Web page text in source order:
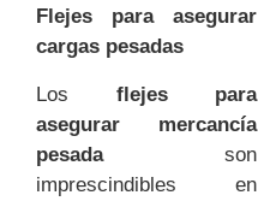
Flejes para asegurar
cargas pesadas
Los flejes para
asegurar mercancía
pesadason
imprescindibles en